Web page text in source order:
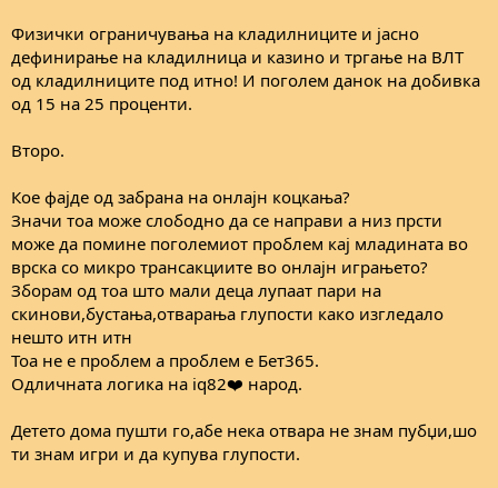
Физички ограничувања на кладилниците и јасно
дефинирање на кладилница и казино и тргање на ВЛТ
од кладилниците под итно! И поголем данок на добивка
од 15 на 25 проценти.
Второ.
Кое фајде од забрана на онлајн коцкања?
Значи тоа може слободно да се направи а низ прсти
може да помине поголемиот проблем кај младината во
врска со микро трансакциите во онлајн играњето?
Зборам од тоа што мали деца лупаат пари на
скинови,бустања,отварања глупости како изгледало
нешто итн итн
Тоа не е проблем а проблем е Бет365.
Одличната логика на iq82❤️ народ.
Детето дома пушти го,абе нека отвара не знам пубџи,шо
ти знам игри и да купува глупости.